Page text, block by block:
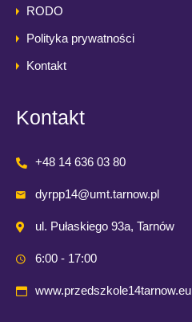
RODO
Polityka prywatności
Kontakt
Kontakt
+48 14 636 03 80
dyrpp14@umt.tarnow.pl
ul. Pułaskiego 93a, Tarnów
6:00 - 17:00
www.przedszkole14tarnow.eu